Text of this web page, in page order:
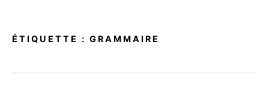
ÉTIQUETTE : GRAMMAIRE